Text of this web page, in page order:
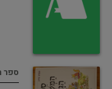
ספר